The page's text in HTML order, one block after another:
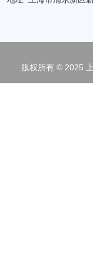
版权所有 © 2025